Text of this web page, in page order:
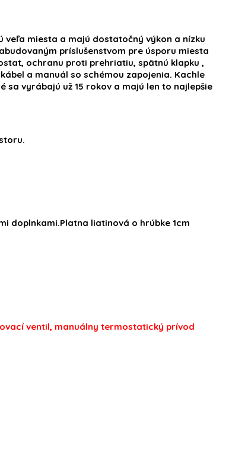
miesta a majú dostatočný výkon a nízku
príslušenstvom pre úsporu miesta
ochranu proti prehriatiu, spätnú klapku ,
a manuál so schémou zapojenia. Kachle
vyrábajú už 15 rokov a majú len to najlepšie
doplnkami.Platna liatinová o hrúbke 1cm
ventil, manuálny termostatický prívod